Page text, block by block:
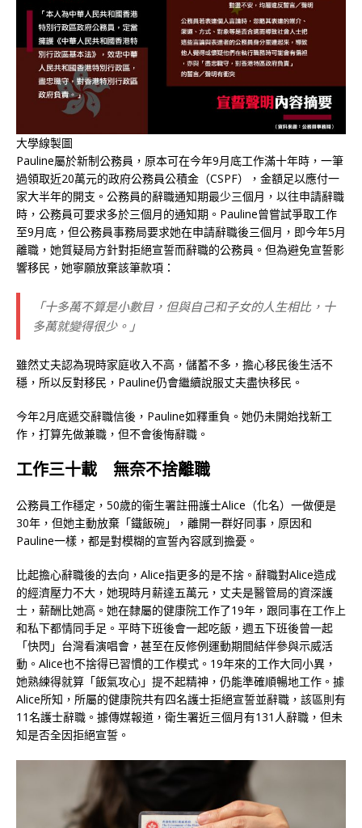
大學線製圖
Pauline屬於新制公務員，原本可在今年9月底工作滿十年時，一筆
過領取近20萬元的政府公務員公積金（CSPF），金額足以應付一
家大半年的開支。公務員的辭職通知期最少三個月，以往申請辭職
時，公務員可要求多於三個月的通知期。Pauline曾嘗試爭取工作
至9月底，但公務員事務局要求她在申請辭職後三個月，即今年5月
離職，她質疑局方針對拒絕宣誓而辭職的公務員。但為避免宣誓影
響移民，她寧願放棄該筆款項：
「十多萬不算是小數目，但與自己和子女的人生相比，十
多萬就變得很少。」
雖然丈夫認為現時家庭收入不高，儲蓄不多，擔心移民後生活不
穩，所以反對移民，Pauline仍會繼續說服丈夫盡快移民。
今年2月底遞交辭職信後，Pauline如釋重負。她仍未開始找新工
作，打算先做兼職，但不會後悔辭職。
工作三十載 無奈不捨離職
公務員工作穩定，50歲的衞生署註冊護士Alice（化名）一做便是
30年，但她主動放棄「鐵飯碗」，離開一群好同事，原因和
Pauline一樣，都是對模糊的宣誓內容感到擔憂。
比起擔心辭職後的去向，Alice指更多的是不捨。辭職對Alice造成
的經濟壓力不大，她現時月薪達五萬元，丈夫是醫管局的資深護
士，薪酬比她高。她在隸屬的健康院工作了19年，跟同事在工作上
和私下都情同手足。平時下班後會一起吃飯，週五下班後曾一起
「快閃」台灣看演唱會，甚至在反修例運動期間結伴參與示威活
動。Alice也不捨得已習慣的工作模式。19年來的工作大同小異，
她熟練得就算「飯氣攻心」提不起精神，仍能準確順暢地工作。據
Alice所知，所屬的健康院共有四名護士拒絕宣誓並辭職，該區則有
11名護士辭職。據傳媒報道，衛生署近三個月有131人辭職，但未
知是否全因拒絕宣誓。